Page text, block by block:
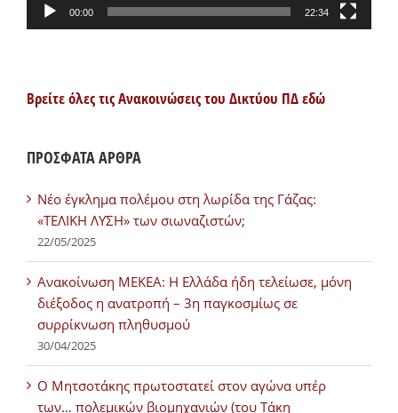
00:00 22:34
Βρείτε όλες τις Ανακοινώσεις του Δικτύου ΠΔ εδώ
ΠΡΟΣΦΑΤΑ ΑΡΘΡΑ
Νέο έγκλημα πολέμου στη λωρίδα της Γάζας:
«ΤΕΛΙΚΗ ΛΥΣΗ» των σιωναζιστών;
22/05/2025
Ανακοίνωση ΜΕΚΕΑ: Η Ελλάδα ήδη τελείωσε, μόνη
διέξοδος η ανατροπή – 3η παγκοσμίως σε
συρρίκνωση πληθυσμού
30/04/2025
Ο Μητσοτάκης πρωτοστατεί στον αγώνα υπέρ
των… πολεμικών βιομηχανιών (του Τάκη